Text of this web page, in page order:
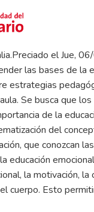
elJue,
las bases de la
estrategias
Se busca que
de la
del
que conozcan
educación
la motivación, la
cuerpo. Esto